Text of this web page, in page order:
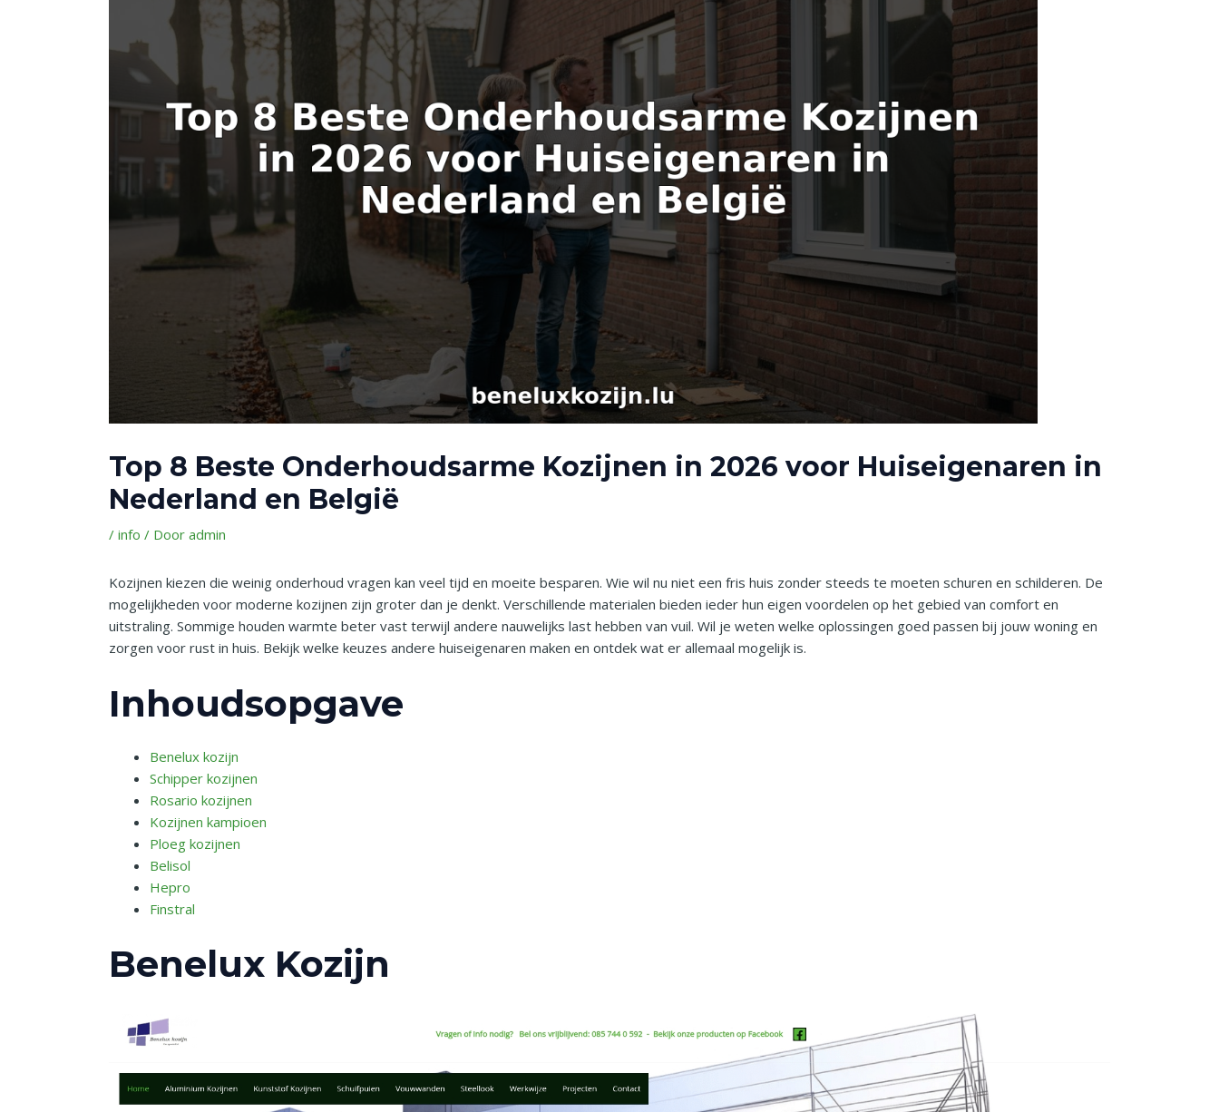
Top 8 Beste Onderhoudsarme Kozijnen in 2026 voor Huiseigenaren in
Nederland en België
/info / Dooradmin
Kozijnen kiezen die weinig onderhoud vragen kan veel tijd en moeite besparen. Wie wil nu niet een fris huis zonder steeds te moeten schuren en schilderen. De
mogelijkheden voor moderne kozijnen zijn groter dan je denkt. Verschillende materialen bieden ieder hun eigen voordelen op het gebied van comfort en
uitstraling. Sommige houden warmte beter vast terwijl andere nauwelijks last hebben van vuil. Wil je weten welke oplossingen goed passen bij jouw woning en
zorgen voor rust in huis. Bekijk welke keuzes andere huiseigenaren maken en ontdek wat er allemaal mogelijk is.
Inhoudsopgave
Benelux kozijn
Schipper kozijnen
Rosario kozijnen
Kozijnen kampioen
Ploeg kozijnen
Belisol
Hepro
Finstral
Benelux Kozijn